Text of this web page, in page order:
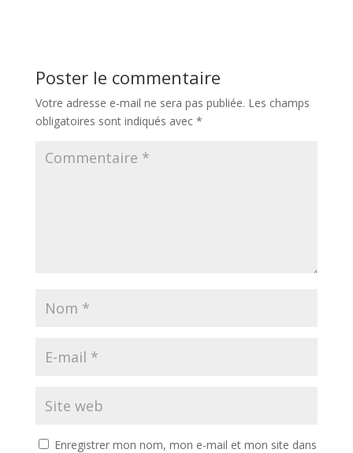
Poster le commentaire
Votre adresse e-mail ne sera pas publiée. Les champs
obligatoires sont indiqués avec *
Enregistrer mon nom, mon e-mail et mon site dans